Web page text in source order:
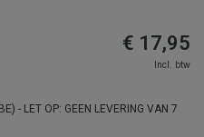
€ 17,95
Incl. btw
- LET OP: GEEN LEVERING VAN 7